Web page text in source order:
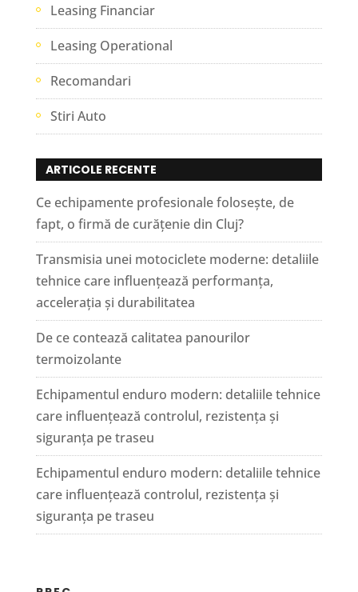
Leasing Financiar
Leasing Operational
Recomandari
Stiri Auto
ARTICOLE RECENTE
Ce echipamente profesionale folosește, de
fapt, o firmă de curățenie din Cluj?
Transmisia unei motociclete moderne: detaliile
tehnice care influențează performanța,
accelerația și durabilitatea
De ce contează calitatea panourilor
termoizolante
Echipamentul enduro modern: detaliile tehnice
care influențează controlul, rezistența și
siguranța pe traseu
Echipamentul enduro modern: detaliile tehnice
care influențează controlul, rezistența și
siguranța pe traseu